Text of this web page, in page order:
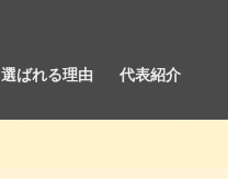
選ばれる理由 代表紹介